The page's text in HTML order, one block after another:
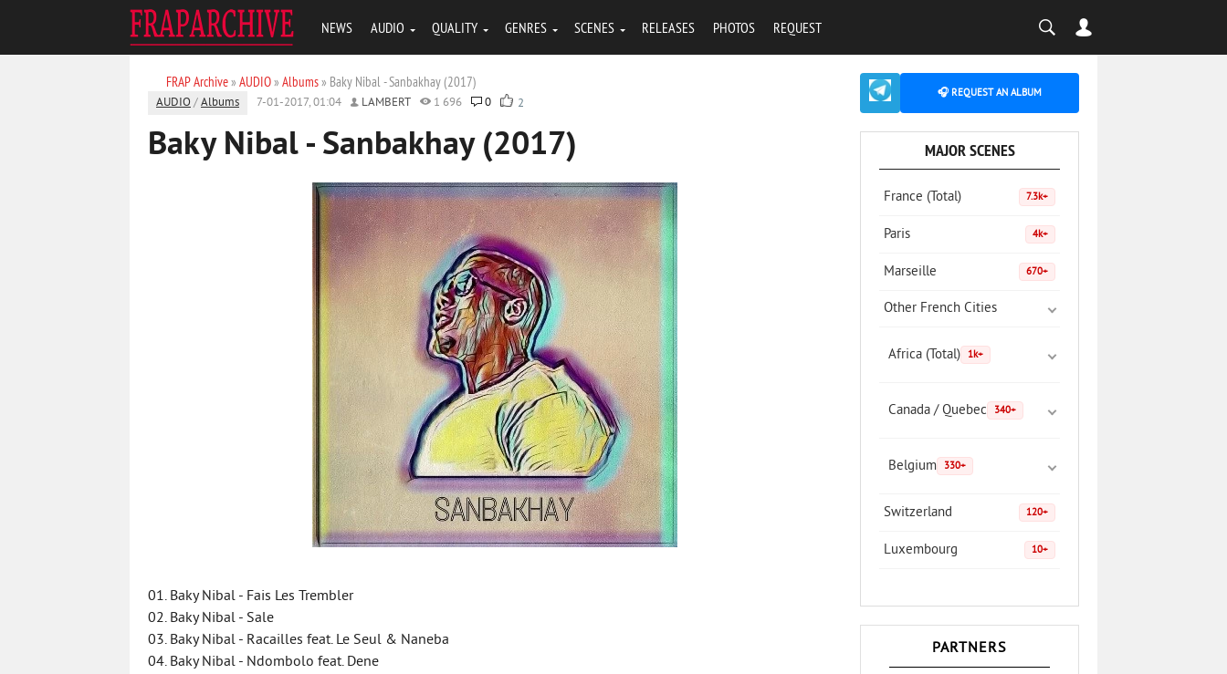
NEWS AUDIO QUALITY GENRES SCENES RELEASES PHOTOS REQUEST
FRAP Archive» AUDIO» Albums» Baky Nibal - Sanbakhay (2017)
AUDIO /Albums 7-01-2017, 01:04 LAMBERT 1 696 0 2
Baky Nibal - Sanbakhay (2017)
01. Baky Nibal - Fais Les Trembler
02. Baky Nibal - Sale
03. Baky Nibal - Racailles feat. Le Seul & Naneba
04. Baky Nibal - Ndombolo feat. Dene
🎧 REQUEST AN ALBUM
MAJOR SCENES
France (Total) 7.3k+
Paris 4k+
Marseille 670+
Other French Cities
Africa (Total) 1k+
Canada / Quebec 340+
Belgium 330+
Switzerland 120+
Luxembourg 10+
PARTNERS